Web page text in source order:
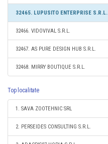
32465. LUPUSITO ENTERPRISE S.R.L.
32466. VIDOVIVAL S.R.L.
32467. AS PURE DESIGN HUB S.R.L.
32468. MIRRY BOUTIQUE S.R.L.
Top localitate
1. SAVA ZOOTEHNIC SRL
2. PERSEIDES CONSULTING S.R.L.